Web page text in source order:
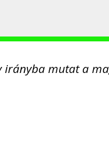
irányba mutat a